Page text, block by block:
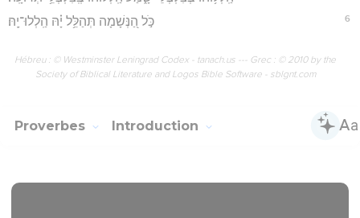
6 כֹּ֣ל הַ֭נְּשָׁמָה תְּהַלֵּ֥ל יָ֗הּ הַֽלְלוּ־יָֽהּ׃
Hébreu : © Westminster Leningrad Codex - tanach.us --- Grec : © 2010 by the
Society of Biblical Literature and Logos Bible Software - sblgnt.com
Proverbes Introduction